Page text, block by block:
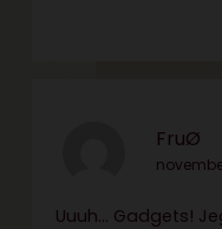
FruØ
Uuuh… Gadgets!